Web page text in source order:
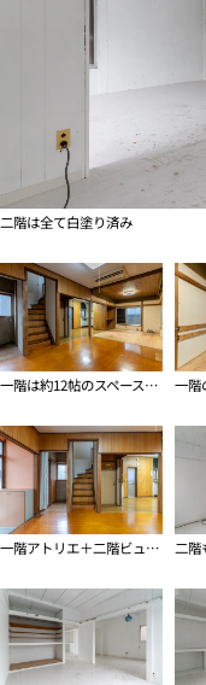
二階は全て白塗り済み
一階は約12帖のスペース+DK
一階アトリエ＋二階ビューイングルームが良さそう